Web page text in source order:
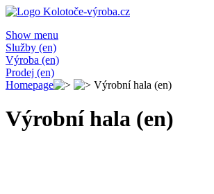
Show menu
Služby (en)
Výroba (en)
Prodej (en)
Homepage
Výrobní hala (en)
Výrobní hala (en)